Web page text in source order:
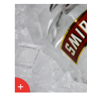
uit en een
kookworkshops.